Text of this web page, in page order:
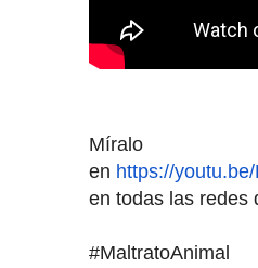
Míralo
en https://
en todas las redes
#MaltratoAnimal